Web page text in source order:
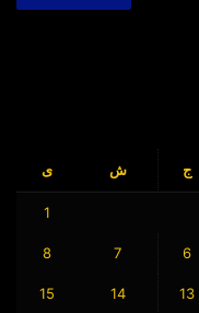
ج ش ی
1
6
7
8
13
14
15